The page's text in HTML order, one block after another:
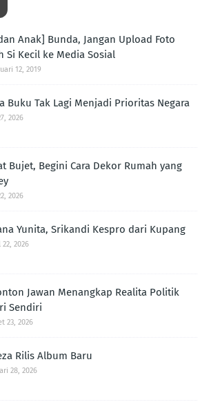
Anak] Bunda, Jangan Upload Foto
Si Kecil ke Media Sosial
12, 2019
Buku Tak Lagi Menjadi Prioritas Negara
2026
Bujet, Begini Cara Dekor Rumah yang
2026
Yunita, Srikandi Kespro dari Kupang
2026
Jawan Menangkap Realita Politik
Sendiri
23, 2026
Rilis Album Baru
28, 2026